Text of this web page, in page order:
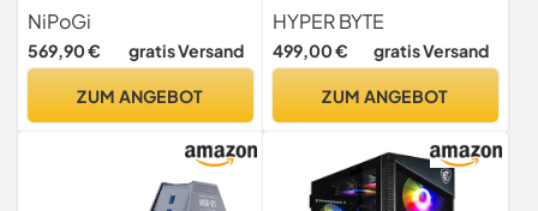
GHz), 1TB SSD 16GB LPDDR4
NiPoGi
569,90 € gratis Versand
ZUM ANGEBOT
AMD Ryzen 3 3200G mit 4,0
GHz | Vega 8 | 16GB DDR4
RAM | 256GB SSD | Gamer
WLAN | Windows 11 Pro
HYPER BYTE
499,00 € gratis Versand
ZUM ANGEBOT